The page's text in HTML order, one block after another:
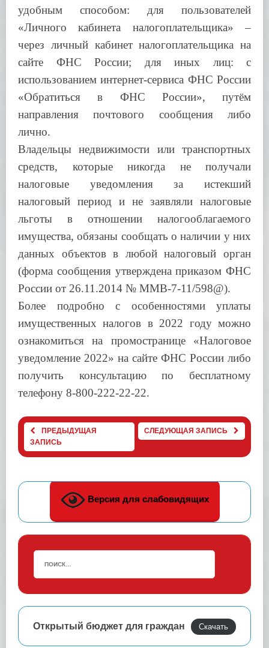
удобным способом: для пользователей
«Личного кабинета налогоплательщика» –
через личный кабинет налогоплательщика на
сайте ФНС России; для иных лиц: с
использованием интернет-сервиса ФНС России
«Обратиться в ФНС России», путём
направления почтового сообщения либо
лично.
Владельцы недвижимости или транспортных
средств, которые никогда не получали
налоговые уведомления за истекший
налоговый период и не заявляли налоговые
льготы в отношении налогооблагаемого
имущества, обязаны сообщать о наличии у них
данных объектов в любой налоговый орган
(форма сообщения утверждена приказом ФНС
России от 26.11.2014 № ММВ-7-11/598@).
Более подробно с особенностями уплаты
имущественных налогов в 2022 году можно
ознакомиться на промостранице «Налоговое
уведомление 2022» на сайте ФНС России либо
получить консультацию по бесплатному
телефону 8-800-222-22-22.
ПРЕДЫДУЩАЯ
ЗАПИСЬ
СЛЕДУЮЩАЯ ЗАПИСЬ
Версия для слабовидящих
Открытый бюджет для граждан Скачать